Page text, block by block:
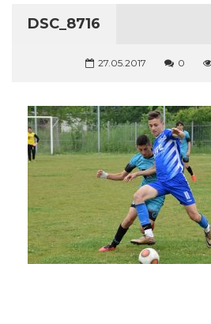
DSC_8716
27.05.2017 0